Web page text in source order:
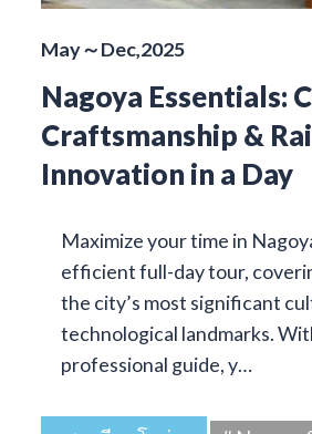
May～Dec,2025
Nagoya Essentials:
Craftsmanship &
Innovation in a Day
Maximize your time in
efficient full-day tour,
the city’s most significant
technological landmarks.
professional guide, y…